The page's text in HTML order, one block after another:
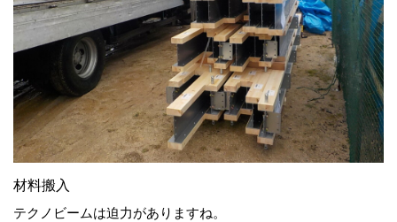
材料搬入
テクノビームは迫力がありますね。